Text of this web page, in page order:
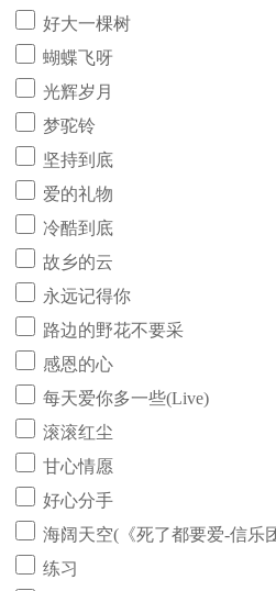
好大一棵树
蝴蝶飞呀
光辉岁月
梦驼铃
坚持到底
爱的礼物
冷酷到底
故乡的云
永远记得你
路边的野花不要采
感恩的心
每天爱你多一些(Live)
滚滚红尘
甘心情愿
好心分手
海阔天空(《死了都要爱-信乐
练习